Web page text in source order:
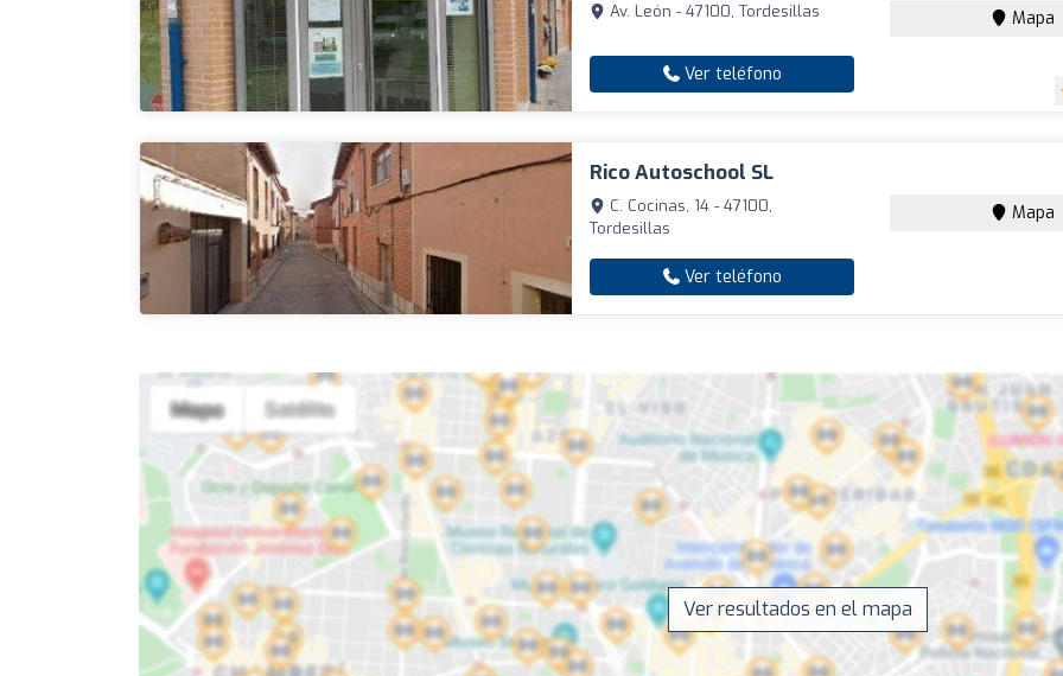
Av. León - 47100, Tordesillas Mapa
Ver teléfono
Rico Autoschool SL
C. Cocinas, 14 - 47100,
Tordesillas
Mapa
Ver teléfono
Ver resultados en el mapa